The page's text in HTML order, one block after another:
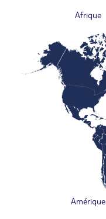
Afrique
Amérique